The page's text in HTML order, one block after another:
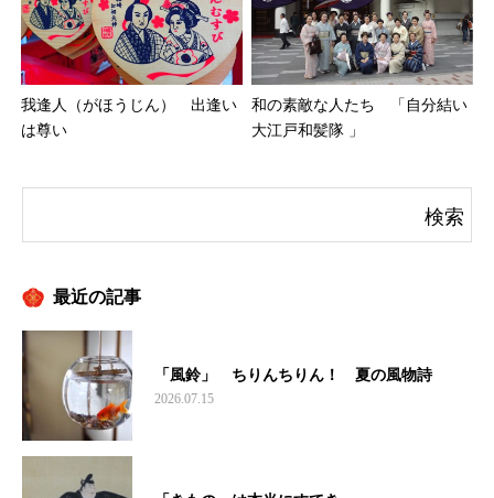
我逢人（がほうじん） 出逢い
は尊い
和の素敵な人たち 「自分結い
大江戸和髪隊 」
最近の記事
「風鈴」 ちりんちりん！ 夏の風物詩
2026.07.15